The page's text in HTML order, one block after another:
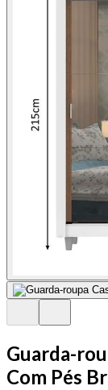
Guarda-
Com Pés